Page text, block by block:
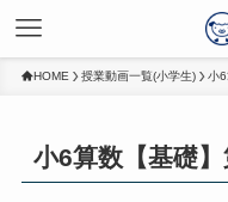
HOME 授業動画一覧(小学生) 小
小6算数【基礎